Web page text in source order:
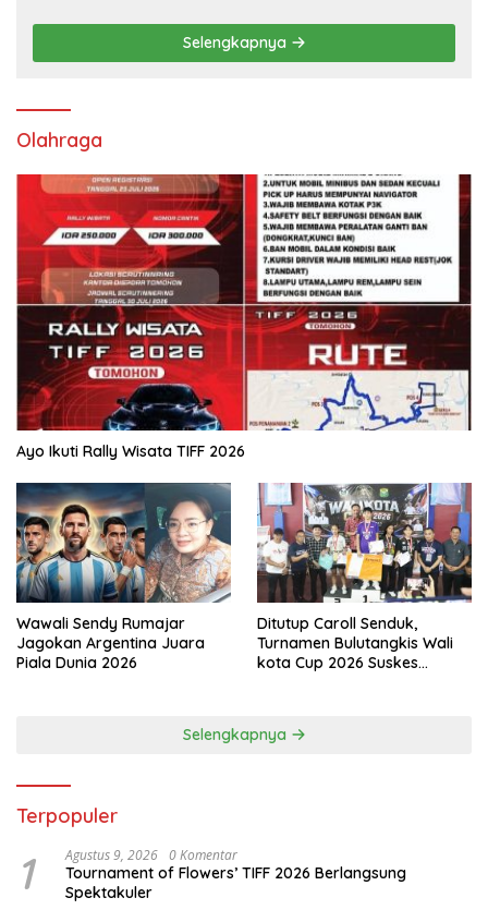
Selengkapnya
Olahraga
Ayo Ikuti Rally Wisata TIFF 2026
Wawali Sendy Rumajar
Jagokan Argentina Juara
Piala Dunia 2026
Ditutup Caroll Senduk,
Turnamen Bulutangkis Wali
kota Cup 2026 Suskes
Selengkapnya
Terpopuler
1 Agustus 9, 2026 0 Komentar
Tournament of Flowers’ TIFF 2026 Berlangsung
Spektakuler